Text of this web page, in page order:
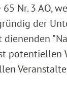
65 Nr. 3 AO,
der
dienenden
potentiellen